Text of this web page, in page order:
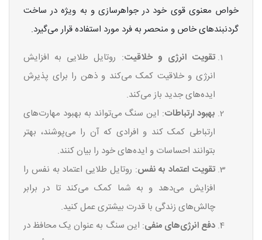
خواص معنوی قوی خود در جواهرسازی و به ویژه در ساخت
گردنبندهای خاص و منحصر به فرد مورد استفاده قرار می‌گیرد.
تقویت انرژی و خلاقیت: روتایل طلایی به افزایش
انرژی و خلاقیت کمک می‌کند و ذهن را برای پذیرش
ایده‌های جدید باز می‌کند.
بهبود ارتباطات: این سنگ می‌تواند به بهبود مهارت‌های
ارتباطی کمک کند و افرادی که آن را می‌پوشند، بهتر
بتوانند احساسات و ایده‌های خود را بیان کنند.
تقویت اعتماد به نفس: روتایل طلایی اعتماد به نفس را
افزایش می‌دهد و به شما کمک می‌کند تا در برابر
چالش‌های زندگی با قدرت بیشتری عمل کنید.
دفع انرژی‌های منفی: این سنگ به عنوان یک محافظ در